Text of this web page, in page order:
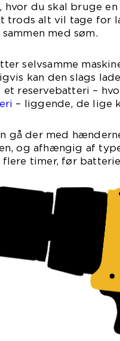
hvor du skal bruge
trods alt vil tage for
med søm.
selvsamme
kan den slags
et reservebatteri –
– liggende, de lige
gå der med
og afhængig af
flere timer, før